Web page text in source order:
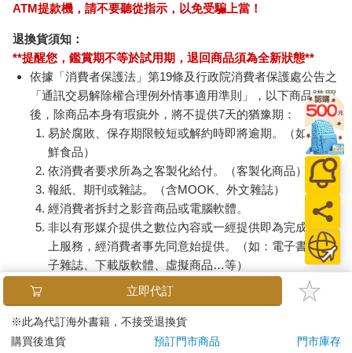
ATM提款機，請不要聽從指示，以免受騙上當！
退換貨須知：
**提醒您，鑑賞期不等於試用期，退回商品須為全新狀態**
依據「消費者保護法」第19條及行政院消費者保護處公告之
「通訊交易解除權合理例外情事適用準則」，以下商品購買
後，除商品本身有瑕疵外，將不提供7天的猶豫期：
易於腐敗、保存期限較短或解約時即將逾期。（如：生
鮮食品）
依消費者要求所為之客製化給付。（客製化商品）
報紙、期刊或雜誌。（含MOOK、外文雜誌）
經消費者拆封之影音商品或電腦軟體。
非以有形媒介提供之數位內容或一經提供即為完成之線
上服務，經消費者事先同意始提供。（如：電子書、電
子雜誌、下載版軟體、虛擬商品…等）
已拆封之個人衛生用品。（如：內衣褲、刮鬍刀、除毛
若非上列種類商品，均享有到貨7天的猶豫期（含例假
日）。
立即代訂
※此為代訂海外書籍，不接受退換貨
購買後進貨
預訂門市商品 門市庫存